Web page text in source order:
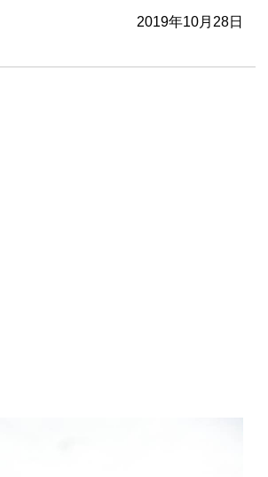
2019年10月28日